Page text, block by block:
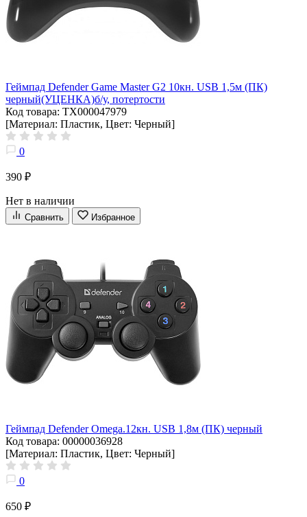
Геймпад Defender Game Master G2 10кн. USB 1,5м (ПК)
черный(УЦЕНКА)б/у, потертости
Код товара: ТХ000047979
[Материал: Пластик, Цвет: Черный]
0
390 ₽
Нет в наличии
Сравнить Избранное
Геймпад Defender Omega.12кн. USB 1,8м (ПК) черный
Код товара: 00000036928
[Материал: Пластик, Цвет: Черный]
0
650 ₽